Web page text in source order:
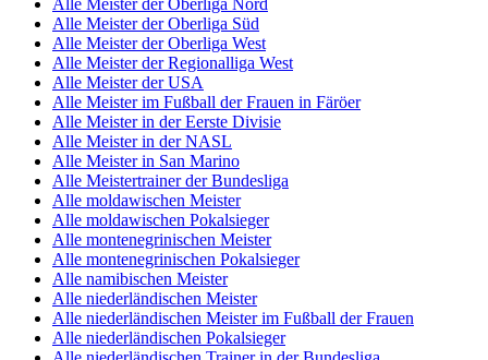
Alle Meister der Oberliga Süd
Alle Meister der Oberliga West
Alle Meister der Regionalliga West
Alle Meister der USA
Alle Meister im Fußball der Frauen in Färöer
Alle Meister in der Eerste Divisie
Alle Meister in der NASL
Alle Meister in San Marino
Alle Meistertrainer der Bundesliga
Alle moldawischen Meister
Alle moldawischen Pokalsieger
Alle montenegrinischen Meister
Alle montenegrinischen Pokalsieger
Alle namibischen Meister
Alle niederländischen Meister
Alle niederländischen Meister im Fußball der Frauen
Alle niederländischen Pokalsieger